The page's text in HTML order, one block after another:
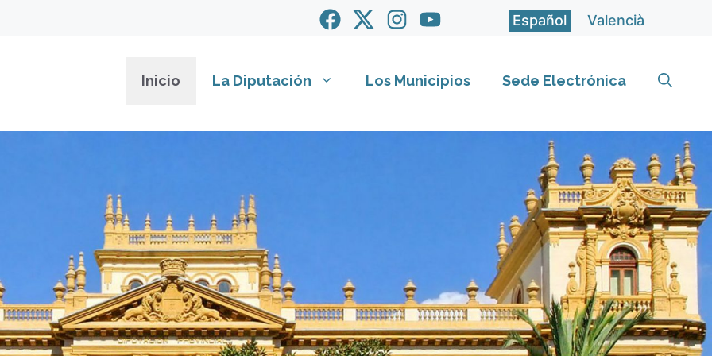
Español Valencià
Inicio La Diputación Los Municipios Sede Electrónica